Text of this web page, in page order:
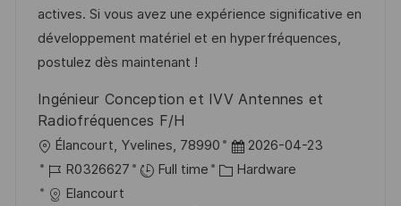
n
a
t
r
y
actives. Si vous avez une expérience significative en
développement matériel et en hyperfréquences,
postulez dès maintenant !
Ingénieur Conception et IVV Antennes et
Radiofréquences F/H
L
o
c
Élancourt, Yvelines, 78990
P
o
2026-04-23
J
o
R0326627 Full time
C
Hardware
Elancourt